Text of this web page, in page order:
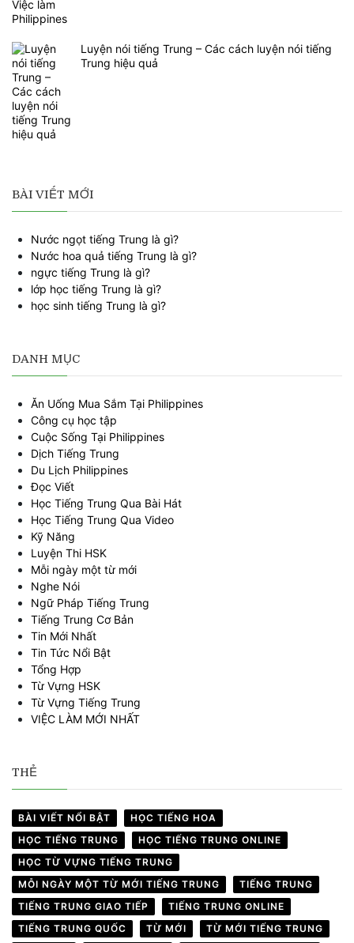
Luyện nói tiếng Trung – Các cách luyện nói tiếng
Trung hiệu quả
BÀI VIẾT MỚI
Nước ngọt tiếng Trung là gì?
Nước hoa quả tiếng Trung là gì?
ngực tiếng Trung là gì?
lớp học tiếng Trung là gì?
học sinh tiếng Trung là gì?
DANH MỤC
Ăn Uống Mua Sắm Tại Philippines
Công cụ học tập
Cuộc Sống Tại Philippines
Dịch Tiếng Trung
Du Lịch Philippines
Đọc Viết
Học Tiếng Trung Qua Bài Hát
Học Tiếng Trung Qua Video
Kỹ Năng
Luyện Thi HSK
Mỗi ngày một từ mới
Nghe Nói
Ngữ Pháp Tiếng Trung
Tiếng Trung Cơ Bản
Tin Mới Nhất
Tin Tức Nổi Bật
Tổng Hợp
Từ Vựng HSK
Từ Vựng Tiếng Trung
VIỆC LÀM MỚI NHẤT
THẺ
BÀI VIẾT NỔI BẬT
HỌC TIẾNG HOA
HỌC TIẾNG TRUNG
HỌC TIẾNG TRUNG ONLINE
HỌC TỪ VỰNG TIẾNG TRUNG
MỖI NGÀY MỘT TỪ MỚI TIẾNG TRUNG
TIẾNG TRUNG
TIẾNG TRUNG GIAO TIẾP
TIẾNG TRUNG ONLINE
TIẾNG TRUNG QUỐC
TỪ MỚI
TỪ MỚI TIẾNG TRUNG